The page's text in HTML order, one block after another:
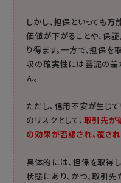
しかし、担保といっても
価値が下がることや、保
り得ます。一方で、担保を
収の確実性には雲泥の差
ん。
ただし、信用不安が生じ
のリスクとして、取引先が
の効果が否認され、覆さ
具体的には、担保を取得
状態にあり、かつ、取引